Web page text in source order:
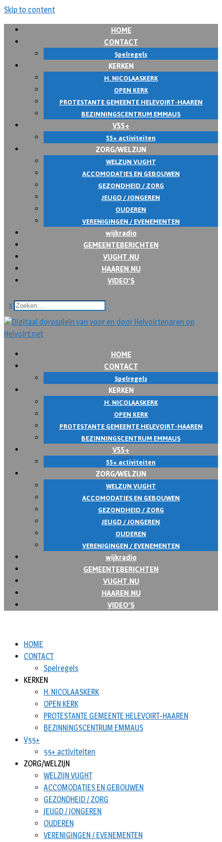
Skip to content
HOME
CONTACT
Spelregels
KERKEN
H. NICOLAASKERK
OPEN KERK
PROTESTANTE GEMEENTE HELEVOIRT-HAAREN
BEZINNINGSCENTRUM EMMAUS
V55+
55+ activiteiten
ZORG/WELZIJN
WELZIJN VUGHT
ACCOMODATIES EN GEBOUWEN
GEZONDHEID / ZORG
JEUGD / JONGEREN
OUDEREN
VERENIGINGEN / EVENEMENTEN
wijkradio
GEMEENTEBERICHTEN
VUGHT.NU
HAAREN.NU
VIDEO’S
x
HOME
CONTACT
Spelregels
KERKEN
H. NICOLAASKERK
OPEN KERK
PROTESTANTE GEMEENTE HELEVOIRT-HAAREN
BEZINNINGSCENTRUM EMMAUS
V55+
55+ activiteiten
ZORG/WELZIJN
WELZIJN VUGHT
ACCOMODATIES EN GEBOUWEN
GEZONDHEID / ZORG
JEUGD / JONGEREN
OUDEREN
VERENIGINGEN / EVENEMENTEN
wijkradio
GEMEENTEBERICHTEN
VUGHT.NU
HAAREN.NU
VIDEO’S
HOME
CONTACT
Spelregels
KERKEN
H. NICOLAASKERK
OPEN KERK
PROTESTANTE GEMEENTE HELEVOIRT-HAAREN
BEZINNINGSCENTRUM EMMAUS
V55+
55+ activiteiten
ZORG/WELZIJN
WELZIJN VUGHT
ACCOMODATIES EN GEBOUWEN
GEZONDHEID / ZORG
JEUGD / JONGEREN
OUDEREN
VERENIGINGEN / EVENEMENTEN